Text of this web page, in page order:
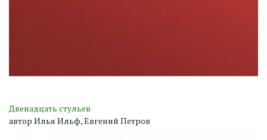
Двенадцать стульев
автор Илья Ильф, Евгений Петров